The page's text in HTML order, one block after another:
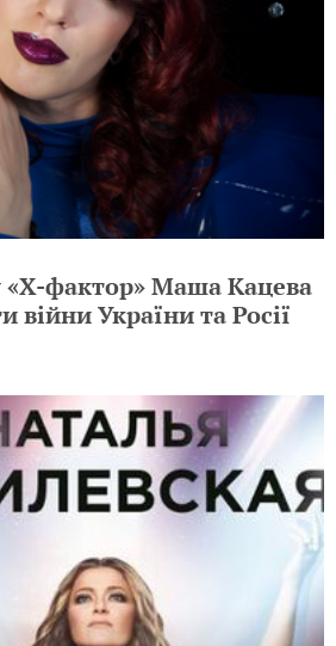
«Х-фактор» Маша Кацева
війни України та Росії